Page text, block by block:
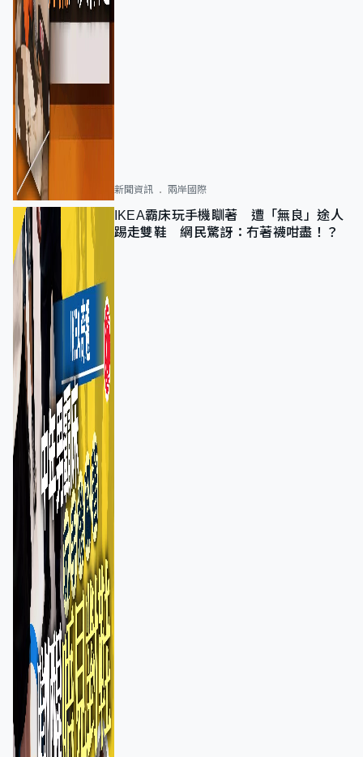
新聞資訊 兩岸國際
IKEA霸床玩手機瞓著 遭「無良」途人
踢走雙鞋 網民驚訝：冇著襪咁盡！？